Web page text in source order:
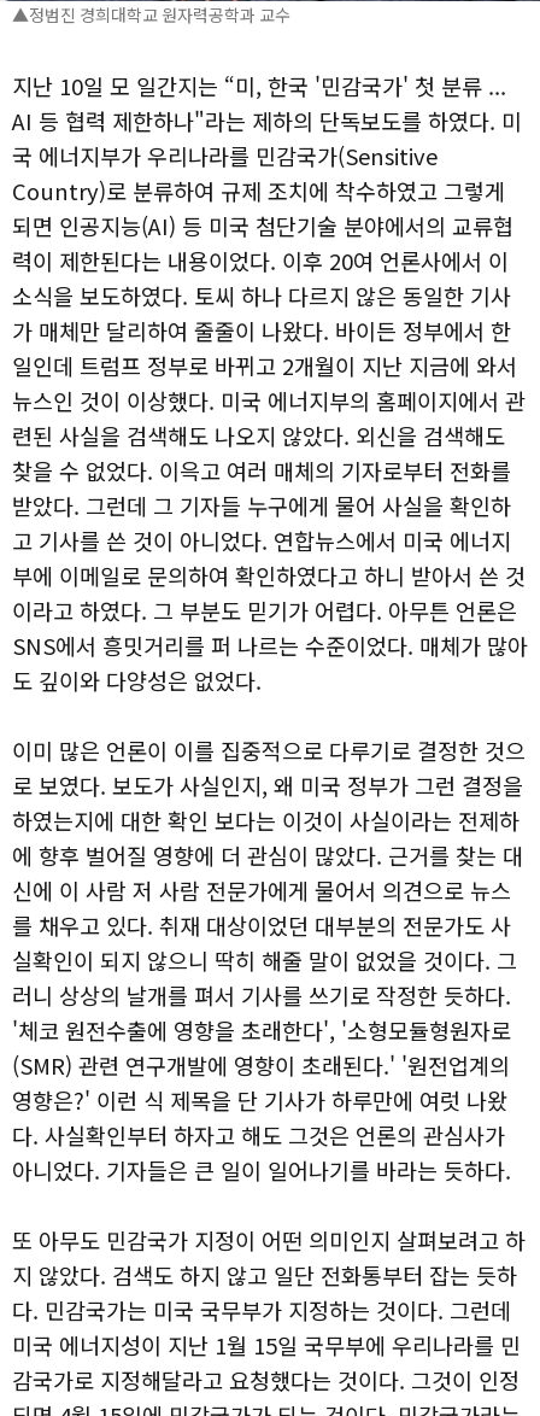
▲정범진 경희대학교 원자력공학과 교수
지난 10일 모 일간지는 “미, 한국 '민감국가' 첫 분류 ...
AI 등 협력 제한하나"라는 제하의 단독보도를 하였다. 미
국 에너지부가 우리나라를 민감국가(Sensitive
Country)로 분류하여 규제 조치에 착수하였고 그렇게
되면 인공지능(AI) 등 미국 첨단기술 분야에서의 교류협
력이 제한된다는 내용이었다. 이후 20여 언론사에서 이
소식을 보도하였다. 토씨 하나 다르지 않은 동일한 기사
가 매체만 달리하여 줄줄이 나왔다. 바이든 정부에서 한
일인데 트럼프 정부로 바뀌고 2개월이 지난 지금에 와서
뉴스인 것이 이상했다. 미국 에너지부의 홈페이지에서 관
련된 사실을 검색해도 나오지 않았다. 외신을 검색해도
찾을 수 없었다. 이윽고 여러 매체의 기자로부터 전화를
받았다. 그런데 그 기자들 누구에게 물어 사실을 확인하
고 기사를 쓴 것이 아니었다. 연합뉴스에서 미국 에너지
부에 이메일로 문의하여 확인하였다고 하니 받아서 쓴 것
이라고 하였다. 그 부분도 믿기가 어렵다. 아무튼 언론은
SNS에서 흥밋거리를 퍼 나르는 수준이었다. 매체가 많아
도 깊이와 다양성은 없었다.
이미 많은 언론이 이를 집중적으로 다루기로 결정한 것으
로 보였다. 보도가 사실인지, 왜 미국 정부가 그런 결정을
하였는지에 대한 확인 보다는 이것이 사실이라는 전제하
에 향후 벌어질 영향에 더 관심이 많았다. 근거를 찾는 대
신에 이 사람 저 사람 전문가에게 물어서 의견으로 뉴스
를 채우고 있다. 취재 대상이었던 대부분의 전문가도 사
실확인이 되지 않으니 딱히 해줄 말이 없었을 것이다. 그
러니 상상의 날개를 펴서 기사를 쓰기로 작정한 듯하다.
'체코 원전수출에 영향을 초래한다', '소형모듈형원자로
(SMR) 관련 연구개발에 영향이 초래된다.' '원전업계의
영향은?' 이런 식 제목을 단 기사가 하루만에 여럿 나왔
다. 사실확인부터 하자고 해도 그것은 언론의 관심사가
아니었다. 기자들은 큰 일이 일어나기를 바라는 듯하다.
또 아무도 민감국가 지정이 어떤 의미인지 살펴보려고 하
지 않았다. 검색도 하지 않고 일단 전화통부터 잡는 듯하
다. 민감국가는 미국 국무부가 지정하는 것이다. 그런데
미국 에너지성이 지난 1월 15일 국무부에 우리나라를 민
감국가로 지정해달라고 요청했다는 것이다. 그것이 인정